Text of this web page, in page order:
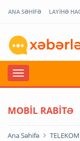
ANA SƏHİFƏ LAYİHƏ
MOBİL RABİTƏ
Ana Səhifə